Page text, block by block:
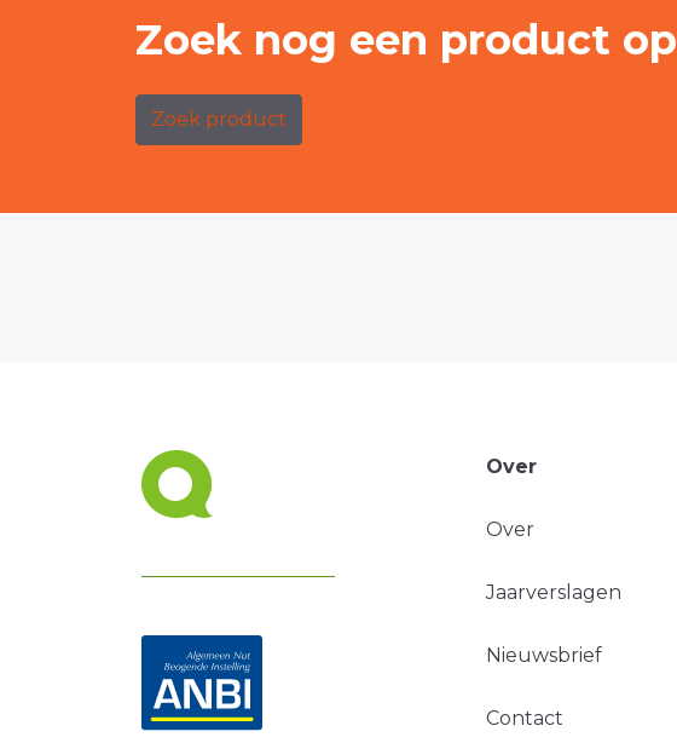
Zoek nog een product op
Zoek product
Over
Over
Jaarverslagen
Nieuwsbrief
Contact